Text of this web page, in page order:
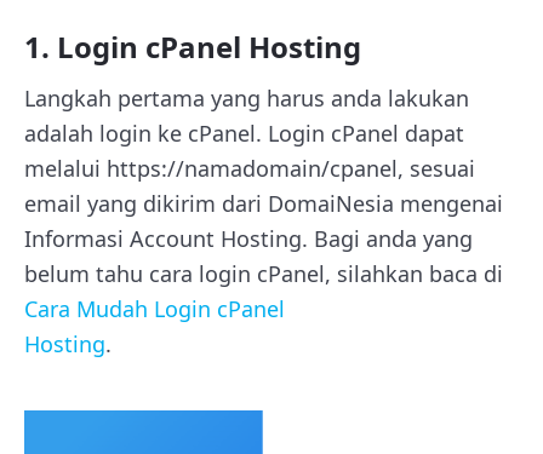
1. Login cPanel Hosting
Langkah pertama yang harus anda lakukan
adalah login ke cPanel. Login cPanel dapat
melalui https://namadomain/cpanel, sesuai
email yang dikirim dari DomaiNesia mengenai
Informasi Account Hosting. Bagi anda yang
belum tahu cara login cPanel, silahkan baca di
Cara Mudah Login cPanel
Hosting.